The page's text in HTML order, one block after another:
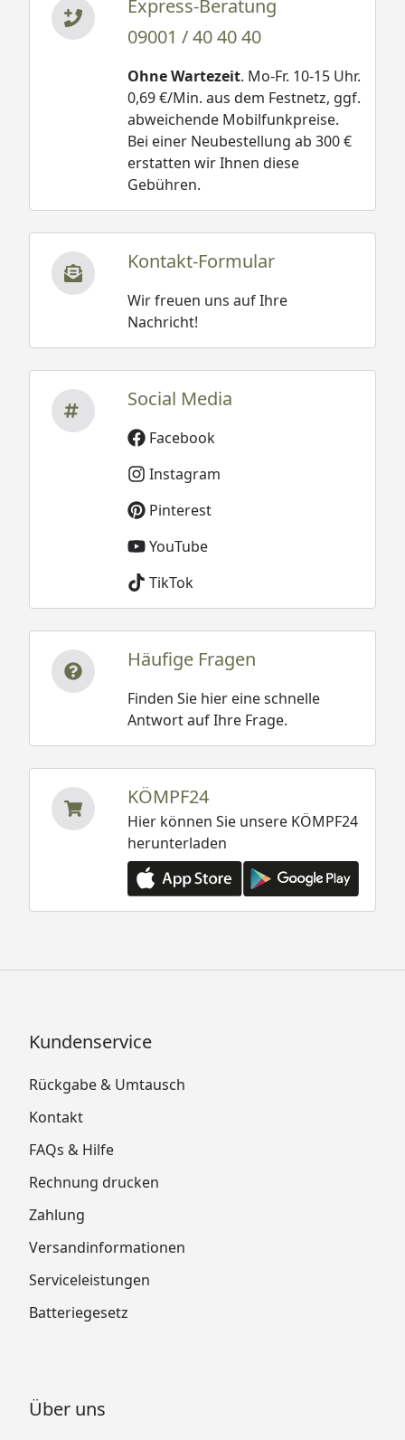
Express-Beratung
09001 / 40 40 40
Ohne Wartezeit. Mo-Fr. 10-15 Uhr.
0,69 €/Min. aus dem Festnetz, ggf.
abweichende Mobilfunkpreise.
Bei einer Neubestellung ab 300 €
erstatten wir Ihnen diese
Gebühren.
Kontakt-Formular
Wir freuen uns auf Ihre
Nachricht!
Social Media
Facebook
Instagram
Pinterest
YouTube
TikTok
Häufige Fragen
Finden Sie hier eine schnelle
Antwort auf Ihre Frage.
KÖMPF24
Hier können Sie unsere KÖMPF24
herunterladen
Kundenservice
Rückgabe & Umtausch
Kontakt
FAQs & Hilfe
Rechnung drucken
Zahlung
Versandinformationen
Serviceleistungen
Batteriegesetz
Über uns